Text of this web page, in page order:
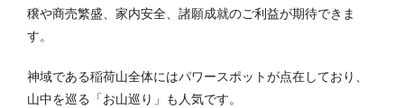
穣や商売繁盛、家内安全、諸願成就のご利益が期待できま
す。
神域である稲荷山全体にはパワースポットが点在しており、
山中を巡る「お山巡り」も人気です。